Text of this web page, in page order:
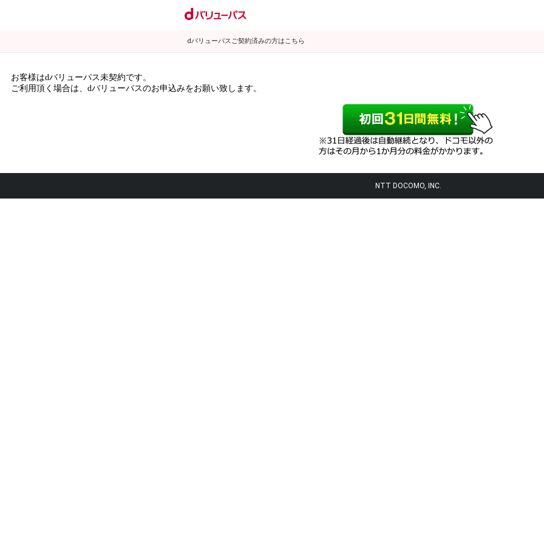
dバリューパスご契約済みの方はこちら
お客様はdバリューパス未契約です。
ご利用頂く場合は、dバリューパスのお申込みをお願い致します。
NTT DOCOMO, INC.